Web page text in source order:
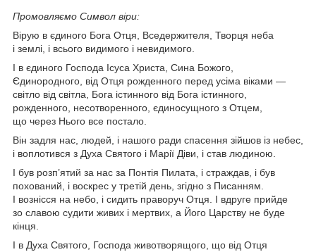
Промовляємо Символ віри:
Вірую в єдиного Бога Отця, Вседержителя, Творця неба
і землі, і всього видимого і невидимого.
І в єдиного Господа Ісуса Христа, Сина Божого,
Єдинородного, від Отця рожденного перед усіма віками —
світло від світла, Бога істинного від Бога істинного,
рожденного, несотворенного, єдиносущного з Отцем,
що через Нього все постало.
Він задля нас, людей, і нашого ради спасення зійшов із небес,
і воплотився з Духа Святого і Марії Діви, і став людиною.
І був розп’ятий за нас за Понтія Пилата, і страждав, і був
похований, і воскрес у третій день, згідно з Писанням.
І вознісся на небо, і сидить праворуч Отця. І вдруге прийде
зо славою судити живих і мертвих, а Його Царству не буде
кінця.
І в Духа Святого, Господа животворящого, що від Отця